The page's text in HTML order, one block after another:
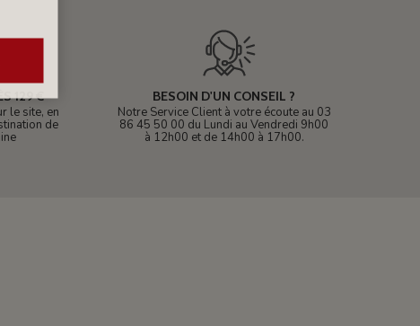
129 €
le site, en
de
BESOIN D'UN CONSEIL ?
Notre Service Client à votre écoute au 03
86 45 50 00 du Lundi au Vendredi 9h00
à 12h00 et de 14h00 à 17h00.